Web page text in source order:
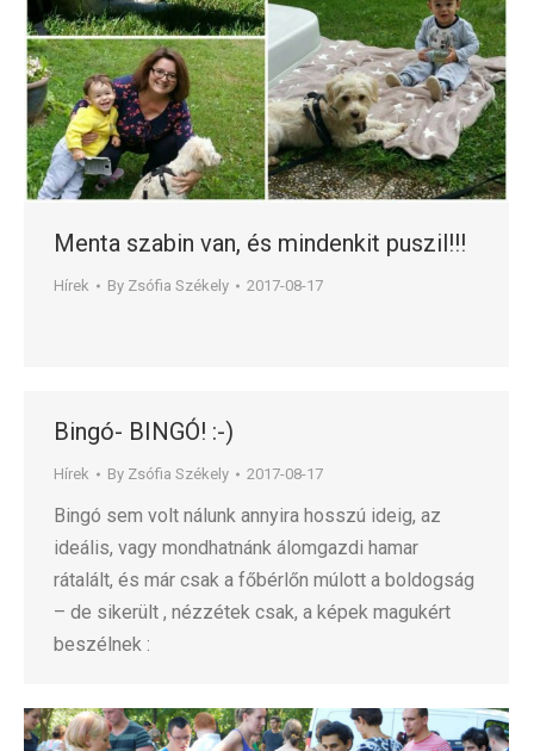
Menta szabin van, és mindenkit puszil!!!
Hírek By Zsófia Székely 2017-08-17
Bingó- BINGÓ! :-)
Hírek By Zsófia Székely 2017-08-17
Bingó sem volt nálunk annyira hosszú ideig, az
ideális, vagy mondhatnánk álomgazdi hamar
rátalált, és már csak a főbérlőn múlott a boldogság
– de sikerült , nézzétek csak, a képek magukért
beszélnek :